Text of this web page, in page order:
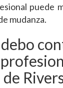
puede
mudanza.